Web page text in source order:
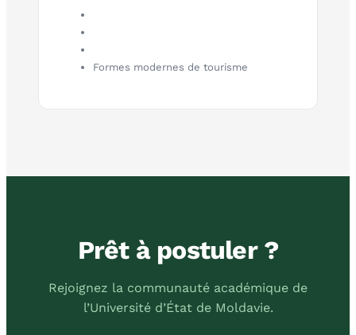
Formes modernes de tourisme
Prêt à postuler ?
Rejoignez la communauté académique de
l’Université d’État de Moldavie.